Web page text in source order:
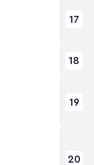
17
18
19
20